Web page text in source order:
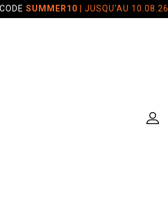
SUMMER10 | JUSQU'AU 10.08.26